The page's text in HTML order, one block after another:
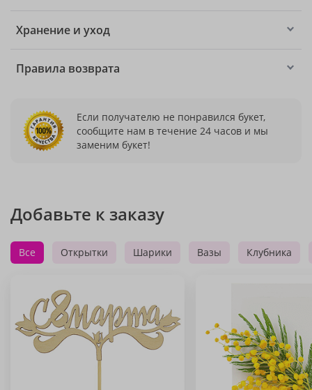
Хранение и уход
Правила возврата
Если получателю не понравился букет,
сообщите нам в течение 24 часов и мы
заменим букет!
Добавьте к заказу
Все Открытки Шарики Вазы Клубника